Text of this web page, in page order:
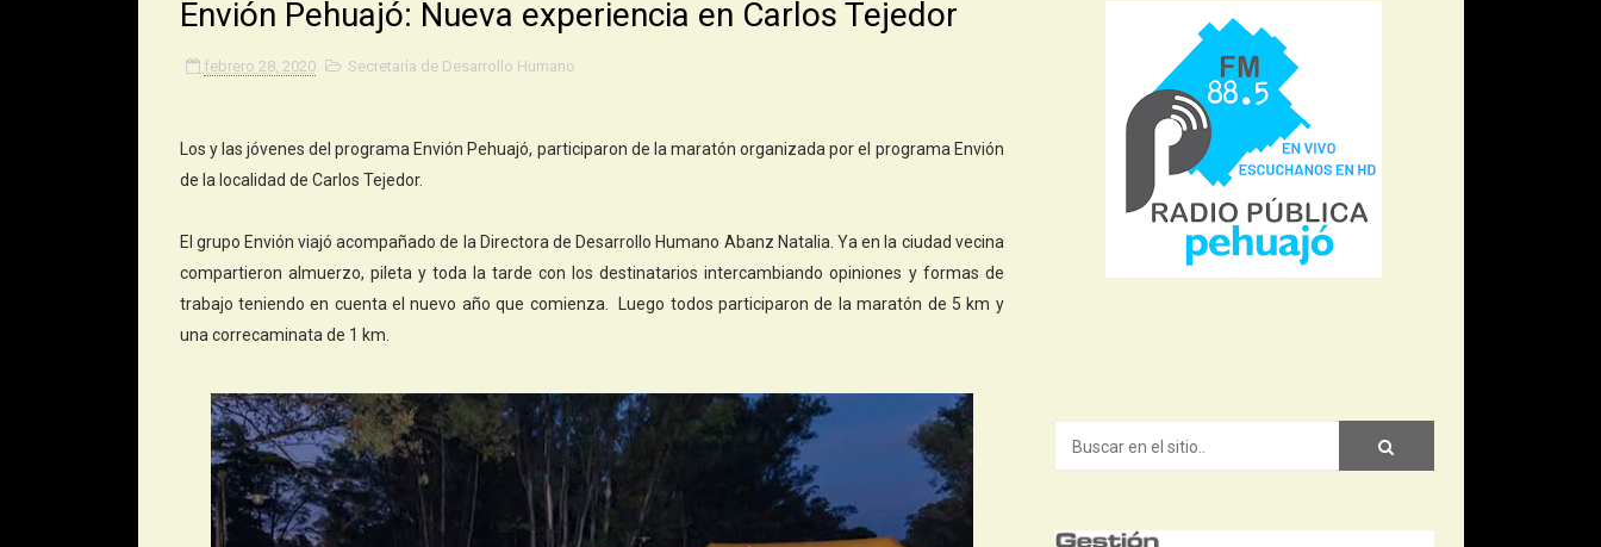
Envión Pehuajó: Nueva experiencia en Carlos Tejedor
febrero 28, 2020 Secretaría de Desarrollo Humano
Los y las jóvenes del programa Envión Pehuajó, participaron de la maratón organizada por el programa Envión
de la localidad de Carlos Tejedor.
El grupo Envión viajó acompañado de la Directora de Desarrollo Humano Abanz Natalia. Ya en la ciudad vecina
compartieron almuerzo, pileta y toda la tarde con los destinatarios intercambiando opiniones y formas de
trabajo teniendo en cuenta el nuevo año que comienza. Luego todos participaron de la maratón de 5 km y
una correcaminata de 1 km.